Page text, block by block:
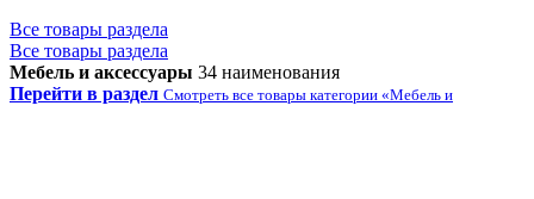
Все товары раздела
Все товары раздела
Мебель и аксессуары 34 наименования
Перейти в раздел Смотреть все товары категории «Мебель и